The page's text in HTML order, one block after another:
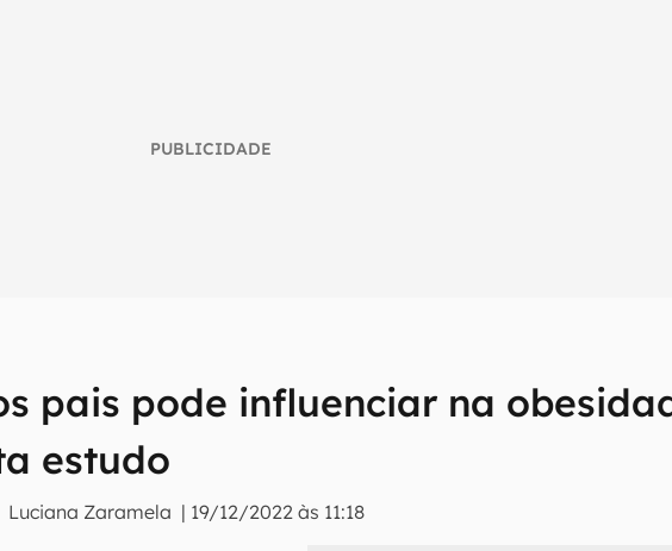
PUBLICIDADE
pais pode influenciar na
estudo
Luciana Zaramela | 19/12/2022 às 11:18
do mundo tech!
e receba notícias e reviews sobre tecnologia em primeira